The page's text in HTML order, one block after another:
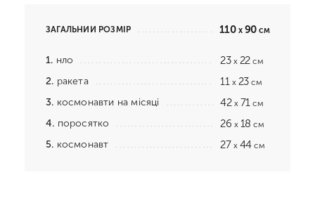
ЗАГАЛЬНИЙ РОЗМІР 110 x90 см
1. нло 23 x22 см
2. ракета 11 x23 см
3. космонавти на місяці 42 x71 см
4. поросятко 26 x18 см
5. космонавт 27 x44 см